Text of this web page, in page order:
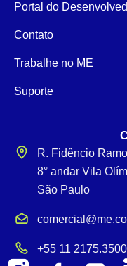
Portal do
Contato
Trabalhe no ME
Suporte
R. Fidêncio
8° andar Vila
São Paulo
+55 11 2175.3500